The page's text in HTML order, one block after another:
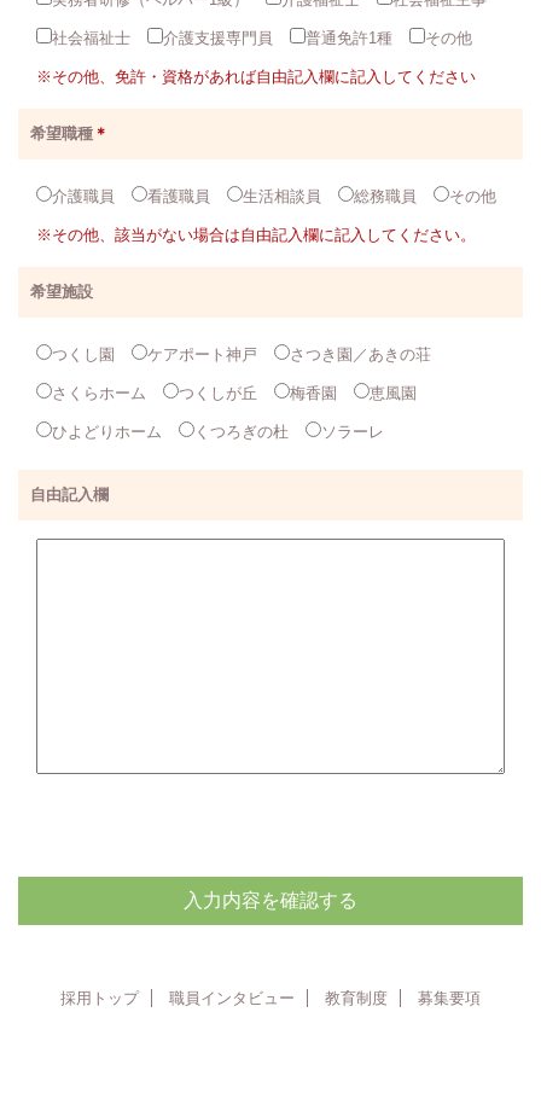
社会福祉士 介護支援専門員 普通免許1種 その他
※その他、免許・資格があれば自由記入欄に記入してください
希望職種 ＊
介護職員 看護職員 生活相談員 総務職員 その他
※その他、該当がない場合は自由記入欄に記入してください。
希望施設
つくし園 ケアポート神戸 さつき園／あきの荘
さくらホーム つくしが丘 梅香園 恵風園
ひよどりホーム くつろぎの杜 ソラーレ
自由記入欄
採用トップ 職員インタビュー 教育制度 募集要項